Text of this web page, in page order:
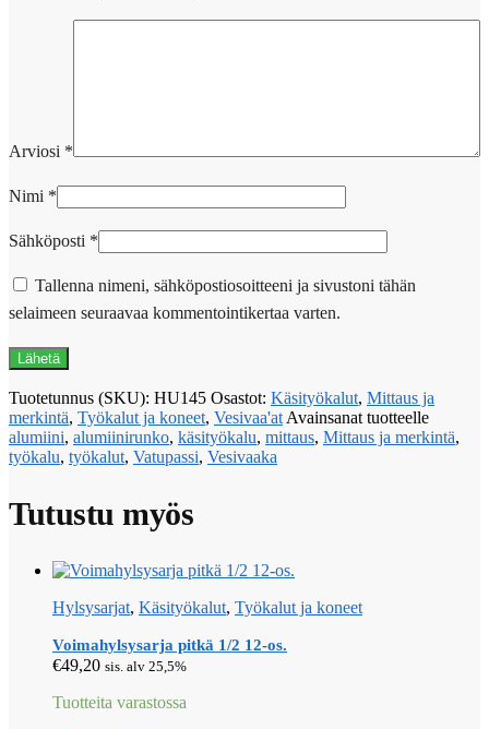
Arviosi *
Nimi *
Sähköposti *
Tallenna nimeni, sähköpostiosoitteeni ja sivustoni tähän
selaimeen seuraavaa kommentointikertaa varten.
Tuotetunnus (SKU): HU145 Osastot: Käsityökalut, Mittaus ja
merkintä, Työkalut ja koneet, Vesivaa'at Avainsanat tuotteelle
alumiini, alumiinirunko, käsityökalu, mittaus, Mittaus ja merkintä,
työkalu, työkalut, Vatupassi, Vesivaaka
Tutustu myös
Hylsysarjat, Käsityökalut, Työkalut ja koneet
Voimahylsysarja pitkä 1/2 12-os.
€49,20 sis. alv 25,5%
Tuotteita varastossa